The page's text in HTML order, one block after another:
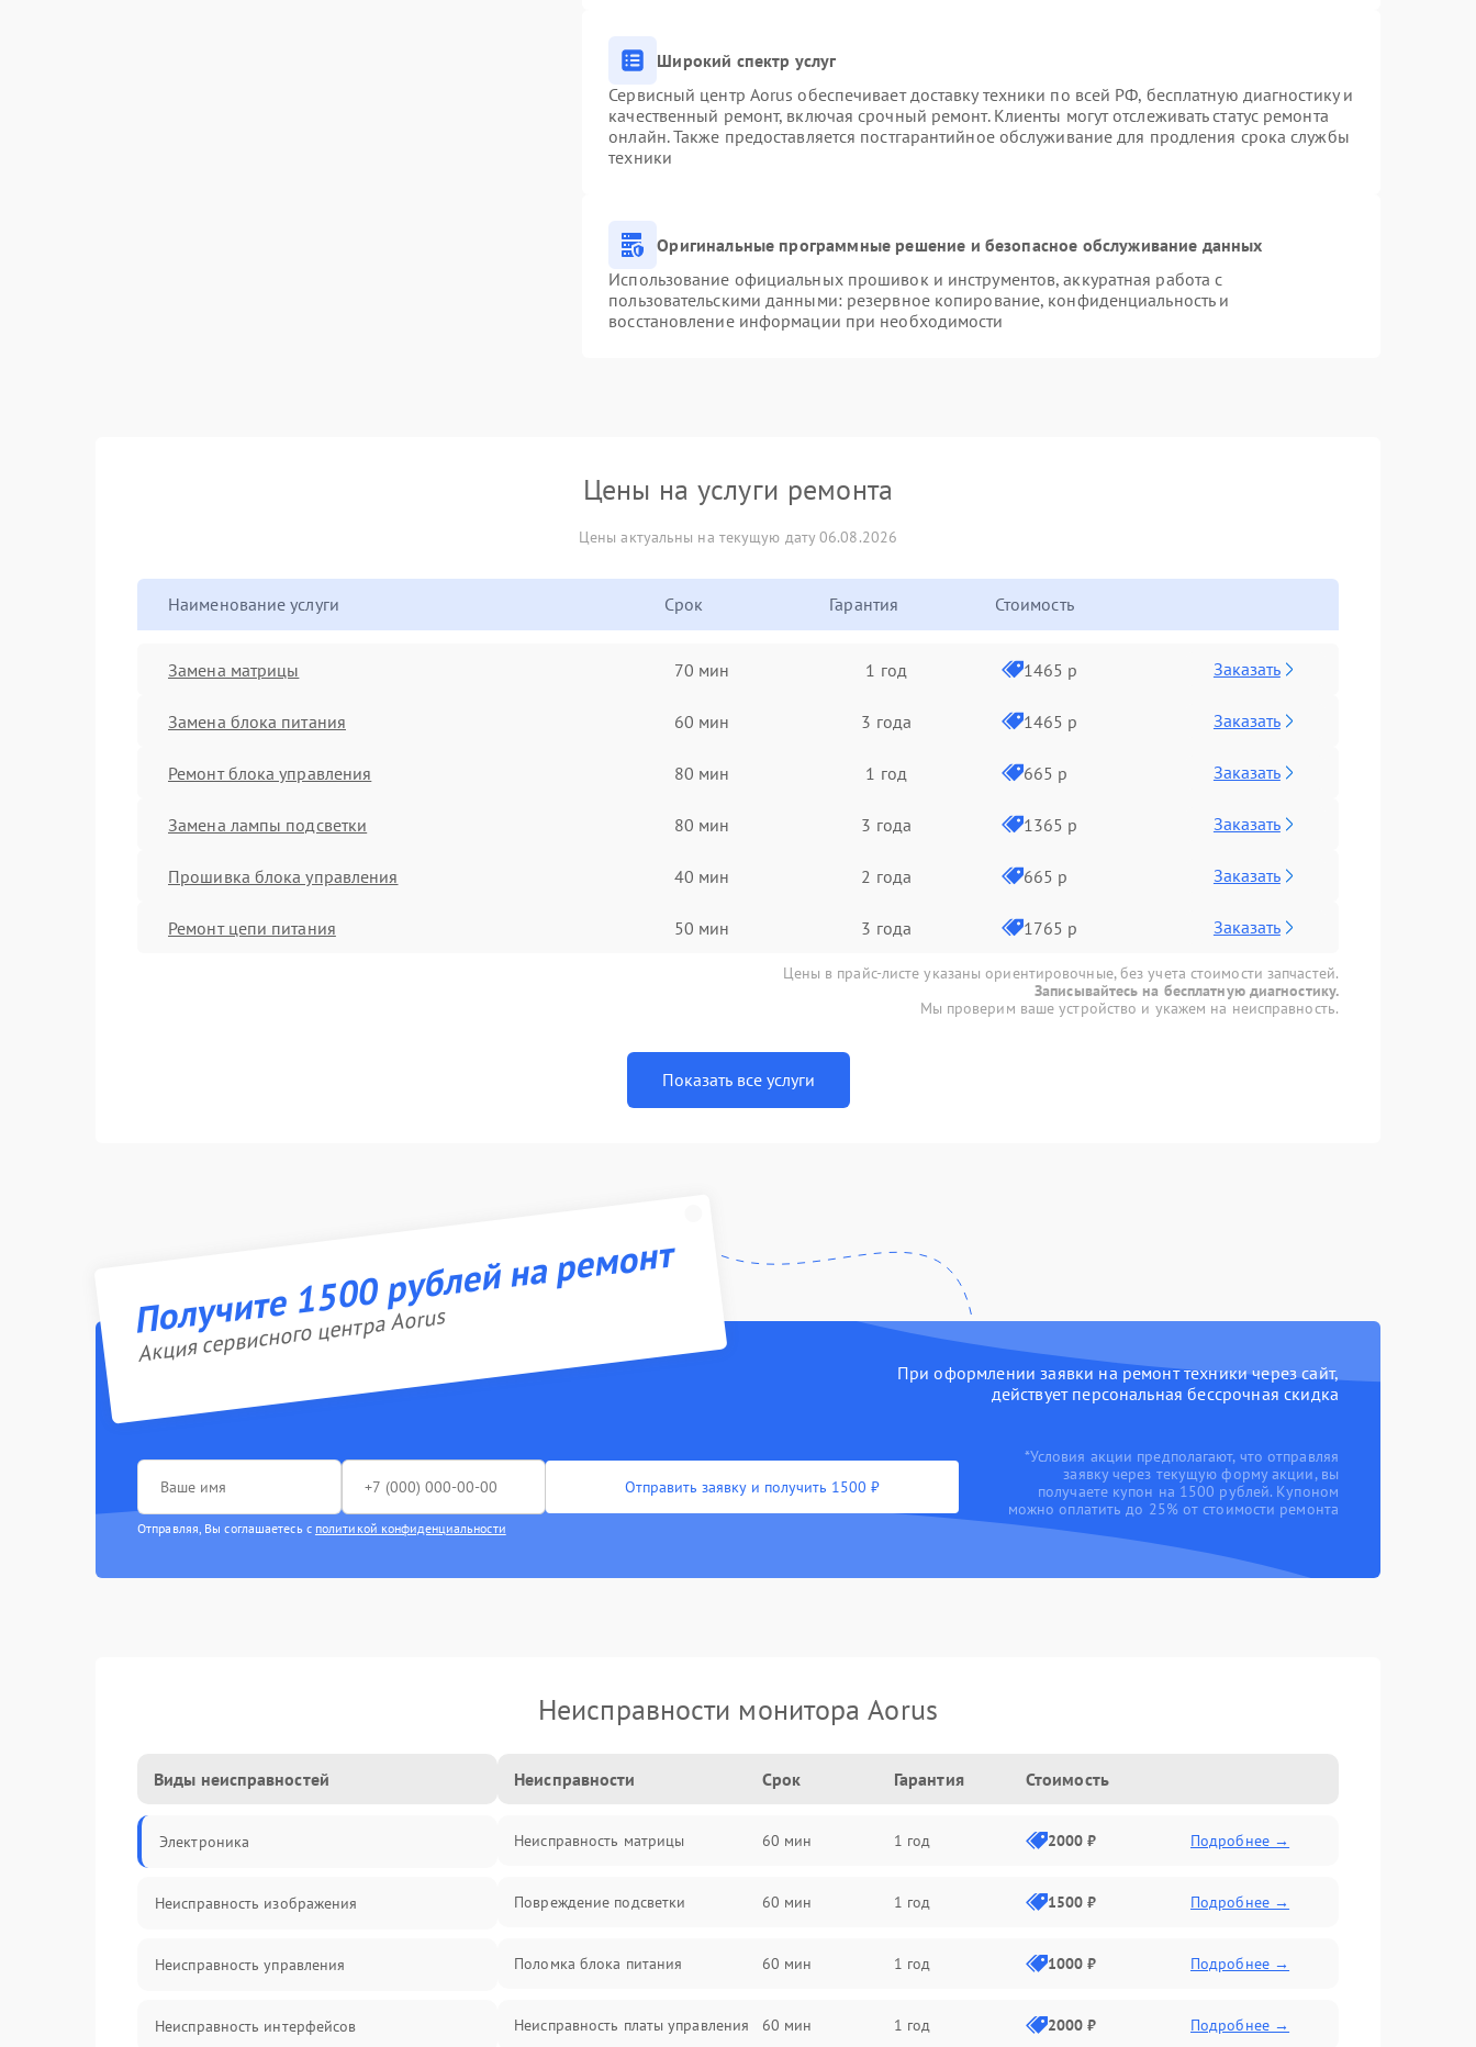
Широкий спектр услуг
Сервисный центр Aorus обеспечивает доставку техники по всей РФ, бесплатную диагностику и
качественный ремонт, включая срочный ремонт. Клиенты могут отслеживать статус ремонта
онлайн. Также предоставляется постгарантийное обслуживание для продления срока службы
техники
Оригинальные программные решение и безопасное обслуживание данных
Использование официальных прошивок и инструментов, аккуратная работа с
пользовательскими данными: резервное копирование, конфиденциальность и
восстановление информации при необходимости
Цены на услуги ремонта
Цены актуальны на текущую дату 06.08.2026
Наименование услуги Срок Гарантия Стоимость
Замена матрицы 70 мин 1 год 1465 р Заказать
Замена блока питания 60 мин 3 года 1465 р Заказать
Ремонт блока управления 80 мин 1 год 665 р Заказать
Замена лампы подсветки 80 мин 3 года 1365 р Заказать
Прошивка блока управления 40 мин 2 года 665 р Заказать
Ремонт цепи питания 50 мин 3 года 1765 р Заказать
Цены в прайс-листе указаны ориентировочные, без учета стоимости запчастей.
Записывайтесь на бесплатную диагностику.
Мы проверим ваше устройство и укажем на неисправность.
Показать все услуги
Получите 1500 рублей на ремонт
Акция сервисного центра Aorus
При оформлении заявки на ремонт техники через сайт,
действует персональная бессрочная скидка
Отправить заявку и получить 1500 ₽
Отправляя, Вы соглашаетесь с политикой конфиденциальности
*Условия акции предполагают, что отправляя
заявку через текущую форму акции, вы
получаете купон на 1500 рублей. Купоном
можно оплатить до 25% от стоимости ремонта
Неисправности монитора Aorus
Виды неисправностей
Электроника
Неисправность изображения
Неисправность управления
Неисправность интерфейсов
Неисправности Срок Гарантия Стоимость
Неисправность матрицы 60 мин 1 год 2000 ₽ Подробнее →
Повреждение подсветки 60 мин 1 год 1500 ₽ Подробнее →
Поломка блока питания 60 мин 1 год 1000 ₽ Подробнее →
Неисправность платы управления 60 мин 1 год 2000 ₽ Подробнее →